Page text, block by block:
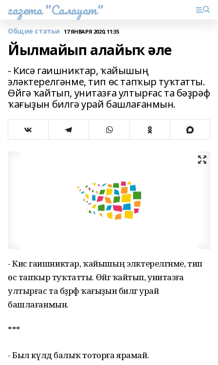
газета "Салауат"
Общие статьи 17 ЯНВАРЯ 2020, 11:35
Йылмайып алайыҡ әле
- Кисә гаишниктар, ҡайышың
эләктерелгәнме, тип өс тапҡыр туҡтатты.
Өйгә ҡайтып, унитазға ултырғас та бәҙрәф
ҡағыҙын билгә урай башлағанмын.
- Кисә гаишниктар, ҡайышың эләктерелгәнме, тип
өс тапҡыр туҡтатты. Өйгә ҡайтып, унитазға
ултырғас та бәҙрәф ҡағыҙын билгә урай
башлағанмын.
***
- Был күлдә балыҡ тоторға ярамай.